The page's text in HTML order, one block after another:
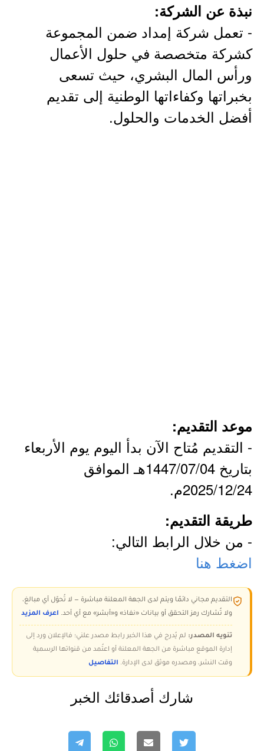
نبذة عن الشركة:
- تعمل شركة إمداد ضمن المجموعة
كشركة متخصصة في حلول الأعمال
ورأس المال البشري، حيث تسعى
بخبراتها وكفاءاتها الوطنية إلى تقديم
أفضل الخدمات والحلول.
موعد التقديم:
- التقديم مُتاح الآن بدأ اليوم يوم الأربعاء
بتاريخ 1447/07/04هـ الموافق
2025/12/24م.
طريقة التقديم:
- من خلال الرابط التالي:
اضغط هنا
التقديم مجاني دائمًا ويتم لدى الجهة المعلنة مباشرة — لا تُحوّل أي مبالغ،
ولا تُشارك رمز التحقق أو بيانات «نفاذ» و«أبشر» مع أي أحد. اعرف المزيد
تنويه المصدر: لم يُدرج في هذا الخبر رابط مصدر علني؛ فالإعلان ورد إلى
إدارة الموقع مباشرة من الجهة المعلنة أو اعتُمد من قنواتها الرسمية
وقت النشر، ومصدره موثق لدى الإدارة. التفاصيل
شارك أصدقائك الخبر